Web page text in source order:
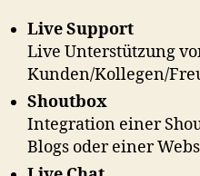
Live Support
Live Unterstützung
Kunden/Kollegen/
Shoutbox
Integration einer
Blogs oder einer